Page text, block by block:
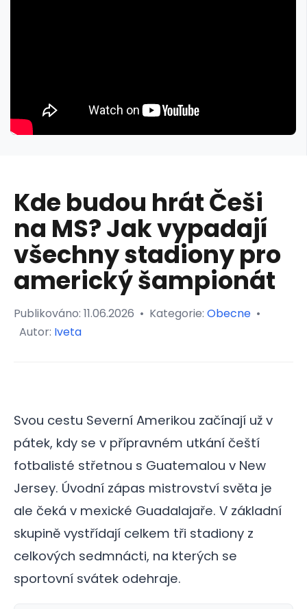
Kde budou hrát Češi
na MS? Jak vypadají
všechny stadiony pro
americký šampionát
Publikováno: 11.06.2026 • Kategorie: Obecne •
Autor: Iveta
Svou cestu Severní Amerikou začínají už v
pátek, kdy se v přípravném utkání čeští
fotbalisté střetnou s Guatemalou v New
Jersey. Úvodní zápas mistrovství světa je
ale čeká v mexické Guadalajaře. V základní
skupině vystřídají celkem tři stadiony z
celkových sedmnácti, na kterých se
sportovní svátek odehraje.